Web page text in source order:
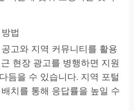
법
고와 지역 커뮤니티를 활용
현장 광고를 병행하면 지원
듬을 수 있습니다. 지역 포털
치를 통해 응답률을 높일 수